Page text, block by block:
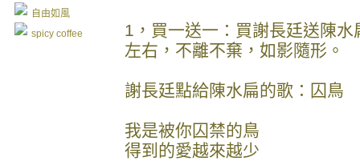
自由如風
spicy coffee
1，買一送一：買謝長廷送陳
左右，不離不棄，如影隨形。
謝長廷點給陳水扁的歌：囚鳥
我是被你囚禁的鳥
得到的愛越來越少